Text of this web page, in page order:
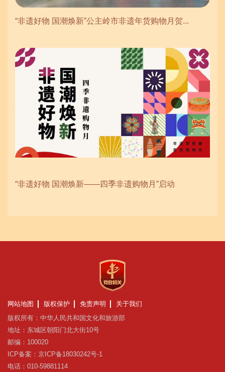
“非遗好物 国潮焕新”公主岭市非遗年货购物月贺...
“非遗好物 国潮焕新——四季非遗购物月”启动
网站地图 版权保护 免责声明
关于我们
版权所有：中华人民共和国文化和旅游部
地址：东城区朝阳门北大街10号
邮编：100020
ICP备案：京ICP备18030242号-1
电话：010-59881114